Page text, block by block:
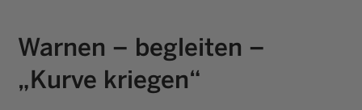
Warnen – begleiten –
„Kurve kriegen“